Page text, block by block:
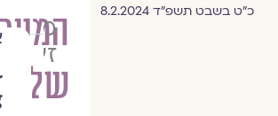
כ״ט בשבט תשפ״ד 8.2.2024
של
מיכאל
זץ